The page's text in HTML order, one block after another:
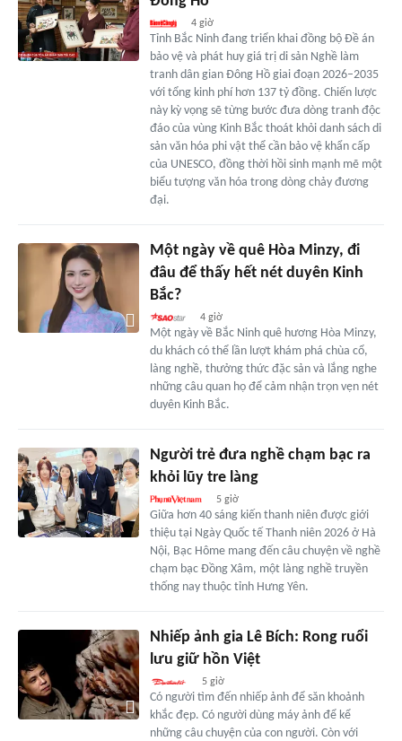
4 giờ
Tỉnh Bắc Ninh đang triển khai đồng bộ Đề án
bảo vệ và phát huy giá trị di sản Nghề làm
tranh dân gian Đông Hồ giai đoạn 2026–2035
với tổng kinh phí hơn 137 tỷ đồng. Chiến lược
này kỳ vọng sẽ từng bước đưa dòng tranh độc
đáo của vùng Kinh Bắc thoát khỏi danh sách di
sản văn hóa phi vật thể cần bảo vệ khẩn cấp
của UNESCO, đồng thời hồi sinh mạnh mẽ một
biểu tượng văn hóa trong dòng chảy đương
đại.
Một ngày về quê Hòa Minzy, đi
đâu để thấy hết nét duyên Kinh
Bắc?
4 giờ
Một ngày về Bắc Ninh quê hương Hòa Minzy,
du khách có thể lần lượt khám phá chùa cổ,
làng nghề, thưởng thức đặc sản và lắng nghe
những câu quan họ để cảm nhận trọn vẹn nét
duyên Kinh Bắc.
Người trẻ đưa nghề chạm bạc ra
khỏi lũy tre làng
5 giờ
Giữa hơn 40 sáng kiến thanh niên được giới
thiệu tại Ngày Quốc tế Thanh niên 2026 ở Hà
Nội, Bạc Hôme mang đến câu chuyện về nghề
chạm bạc Đồng Xâm, một làng nghề truyền
thống nay thuộc tỉnh Hưng Yên.
Nhiếp ảnh gia Lê Bích: Rong ruổi
lưu giữ hồn Việt
5 giờ
Có người tìm đến nhiếp ảnh để săn khoảnh
khắc đẹp. Có người dùng máy ảnh để kể
những câu chuyện của con người. Còn với